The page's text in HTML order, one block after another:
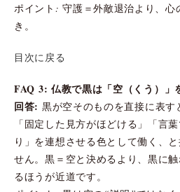
ポイント: 守護＝外敵退治より、心
き。
目次に戻る
FAQ 3: 仏教で黒は「空（くう）」
回答: 黒が空そのものを直接に表
「固定した見方がほどける」「言
り」を連想させる色として働く、
せん。黒＝空と決めるより、黒に
るほうが近道です。